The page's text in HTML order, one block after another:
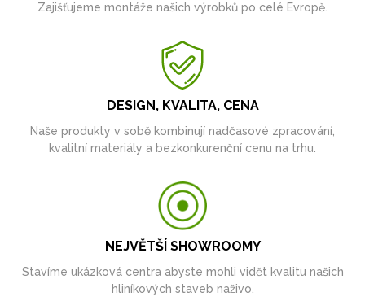
Zajišťujeme montáže našich výrobků po celé Evropě.
DESIGN, KVALITA, CENA
Naše produkty v sobě kombinují nadčasové zpracování,
kvalitní materiály a bezkonkurenční cenu na trhu.
NEJVĚTŠÍ SHOWROOMY
Stavíme ukázková centra abyste mohli vidět kvalitu našich
hliníkových staveb naživo.